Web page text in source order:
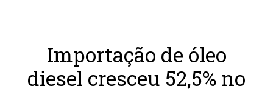
Importação de óleo
diesel cresceu 52,5% no